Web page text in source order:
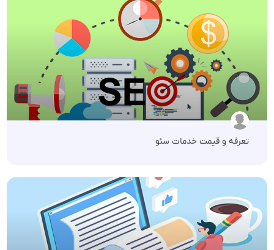
تعرفه و قیمت خدمات سئو